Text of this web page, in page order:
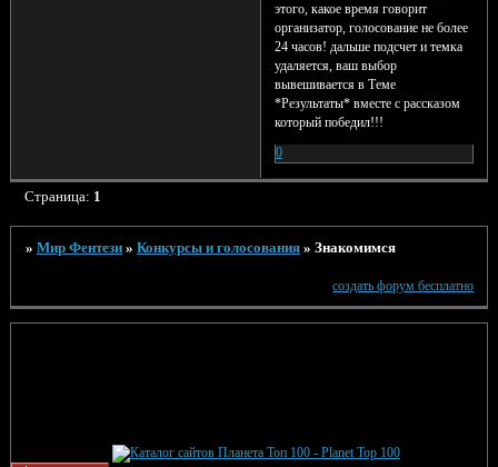
этого, какое время говорит
организатор, голосование не более
24 часов! дальше подсчет и темка
удаляется, ваш выбор
вывешивается в Теме
*Результаты* вместе с рассказом
который победил!!!
0
Страница: 1
» Мир Фентези » Конкурсы и голосования » Знакомимся
создать форум бесплатно